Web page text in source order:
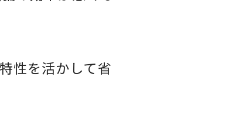
性を活かして省